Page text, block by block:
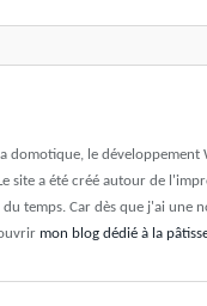
domotique, le développement
site a été créé autour de
temps. Car dès que j'ai une
mon blog dédié à la